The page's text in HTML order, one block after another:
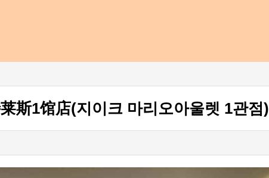
斯1馆店(지이크 마리오아울렛 1관점)